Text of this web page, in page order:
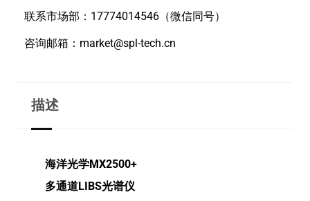
联系市场部：17774014546（微信同号）
咨询邮箱：market@spl-tech.cn
描述
海洋光学MX2500+
多通道LIBS光谱仪